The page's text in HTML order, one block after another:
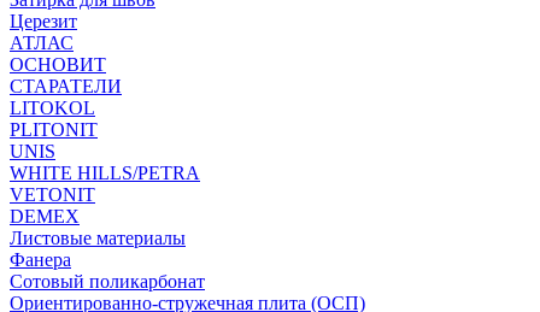
Церезит
АТЛАС
ОСНОВИТ
СТАРАТЕЛИ
LITOKOL
PLITONIT
UNIS
WHITE HILLS/PETRA
VETONIT
DEMEX
Листовые материалы
Фанера
Сотовый поликарбонат
Ориентированно-стружечная плита (ОСП)